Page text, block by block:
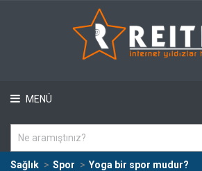
MENÜ
Sağlık Spor Yoga bir spor mudur?